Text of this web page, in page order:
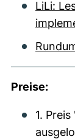
LiLi:
Preise:
1.